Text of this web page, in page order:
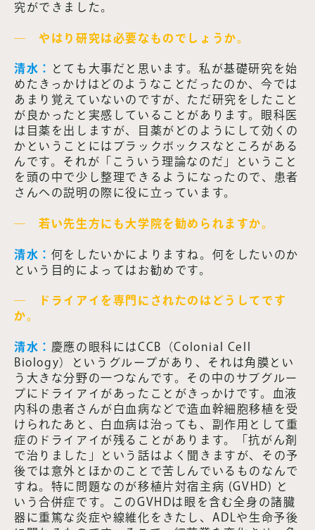
究ができました。
― やはり研究は必要なものでしょうか。
清水：
とても大事だと思います。私が基礎研究を始
めたきっかけはどのようなことだったのか、今では
あまり覚えていないのですが、ただ研究をしたこと
が良かったと実感していることがあります。眼科医
は目薬を出しますが、目薬がどのようにして効くの
かということにはブラックボックスなところがある
んです。それが「こういう理論なのだ」ということ
を頭の中で少し整理できるようになったので、患者
さんへの説明の際に役に立っています。
― 若い先生方にも大学院を勧められますか。
清水： 何をしたいかによりますね。何をしたいのか
という目的によってはお勧めです。
― ドライアイを専門にされたのはどうしてです
か。
清水： 慶應の眼科にはCCB（Colonial Cell
Biology）というグループがあり、それは角膜とい
う大きな分野の一つなんです。その中のサブグルー
プにドライアイがあったことがきっかけです。血液
内科の患者さんが白血病などで造血幹細胞移植を受
けられたあと、白血病は治っても、副作用として重
症のドライアイが残ることがあります。「抗がん剤
で治りました」という話はよく聞きますが、その予
後では意外とほかのことで苦しんでいるものなんで
すね。特に問題なのが移植片対宿主病 (GVHD) と
いう合併症です。このGVHDは眼を含む全身の諸臓
器に重篤な炎症や線維化をきたし、ADLや生命予後